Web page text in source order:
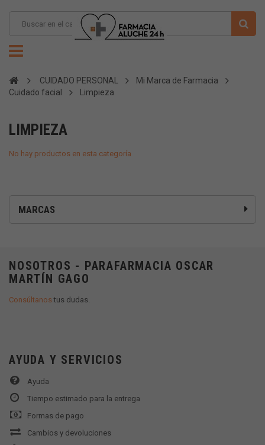
CUIDADO PERSONAL
Mi Marca de Farmacia
Cuidado facial
Limpieza
MARCAS
LIMPIEZA
No hay productos en esta categoría
NOSOTROS - PARAFARMACIA OSCAR
MARTÍN GAGO
Consúltanostus dudas.
AYUDA Y SERVICIOS
Ayuda
Tiempo estimado para la entrega
Formas de pago
Cambios y devoluciones